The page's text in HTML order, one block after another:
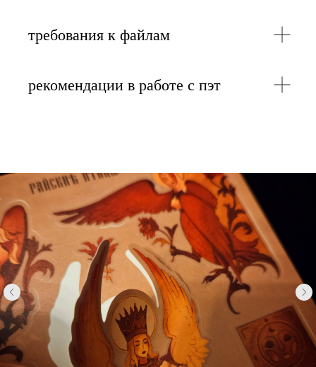
требования к файлам
рекомендации в работе с пэт